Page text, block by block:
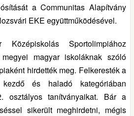
a Communitas Alapítvány
EKE együttműködésével.
Sportolimpiához
magyar iskoláknak szóló
hirdették meg. Felkeresték a
kezdő és haladó kategóriában
osztályos tanítványaikat. Bár a
sikerült meghirdetni, mégis